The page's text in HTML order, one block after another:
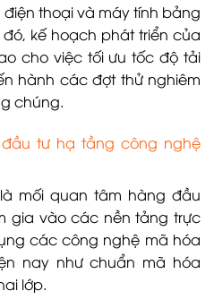
thoại và máy tính bảng
kế hoạch phát triển của
cho việc tối ưu tốc độ tải
hành các đợt thử nghiêm
chúng.
tư hạ tầng công nghệ
mối quan tâm hàng đầu
gia vào các nền tảng trực
các công nghệ mã hóa
nay như chuẩn mã hóa
lớp.